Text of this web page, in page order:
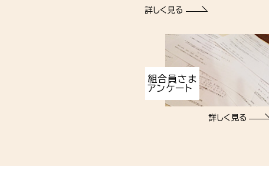
詳しく見る
組合員さま
アンケート
詳しく見る